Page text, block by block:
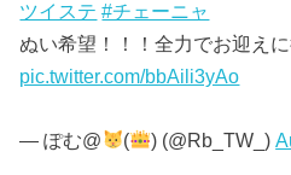
ツイステ #チェーニャ
ぬい希望！！！全力でお迎え
pic.twitter.com/bbAili3yAo
— ぽむ@ ( ) (@Rb_TW_)